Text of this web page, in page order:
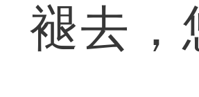
褪去，